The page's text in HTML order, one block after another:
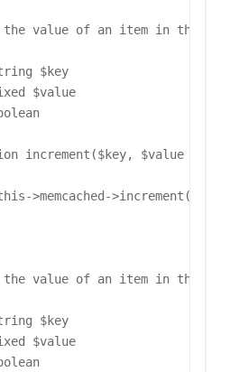
value of an item in the
$key
$value
increment($key, $value = 1)
>memcached-
value of an item in the
$key
$value